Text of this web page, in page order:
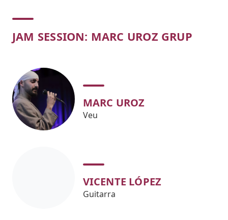
Concert
JAM SESSION: MARC UROZ GRUP
MARC UROZ
Veu
VICENTE LÓPEZ
Guitarra